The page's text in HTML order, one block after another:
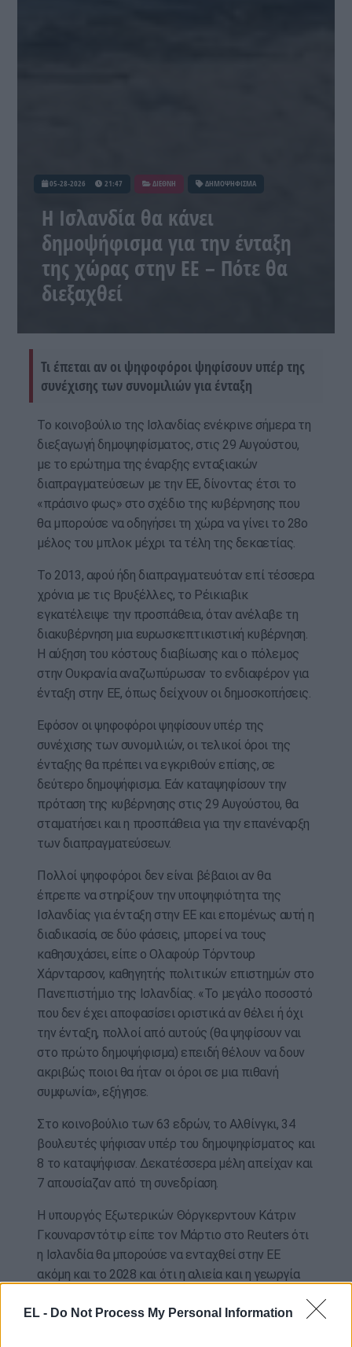
EL - Do Not Process My Personal Information
05-28-2026 21:47 ΔΙΕΘΝΗ ΔΗΜΟΨΗΦΙΣΜΑ
H Ισλανδία θα κάνει
δημοψήφισμα για την ένταξη
της χώρας στην ΕΕ – Πότε θα
διεξαχθεί
Τι έπεται αν οι ψηφοφόροι ψηφίσουν υπέρ της
συνέχισης των συνομιλιών για ένταξη
Το κοινοβούλιο της Ισλανδίας ενέκρινε σήμερα τη
διεξαγωγή δημοψηφίσματος, στις 29 Αυγούστου,
με το ερώτημα της έναρξης ενταξιακών
διαπραγματεύσεων με την ΕΕ, δίνοντας έτσι το
«πράσινο φως» στο σχέδιο της κυβέρνησης που
θα μπορούσε να οδηγήσει τη χώρα να γίνει το 28ο
μέλος του μπλοκ μέχρι τα τέλη της δεκαετίας.
Το 2013, αφού ήδη διαπραγματευόταν επί τέσσερα
χρόνια με τις Βρυξέλλες, το Ρέικιαβικ
εγκατέλειψε την προσπάθεια, όταν ανέλαβε τη
διακυβέρνηση μια ευρωσκεπτικιστική κυβέρνηση.
Η αύξηση του κόστους διαβίωσης και ο πόλεμος
στην Ουκρανία αναζωπύρωσαν το ενδιαφέρον για
ένταξη στην ΕΕ, όπως δείχνουν οι δημοσκοπήσεις.
Εφόσον οι ψηφοφόροι ψηφίσουν υπέρ της
συνέχισης των συνομιλιών, οι τελικοί όροι της
ένταξης θα πρέπει να εγκριθούν επίσης, σε
δεύτερo δημοψήφισμα. Εάν καταψηφίσουν την
πρόταση της κυβέρνησης στις 29 Αυγούστου, θα
σταματήσει και η προσπάθεια για την επανέναρξη
των διαπραγματεύσεων.
Πολλοί ψηφοφόροι δεν είναι βέβαιοι αν θα
έπρεπε να στηρίξουν την υποψηφιότητα της
Ισλανδίας για ένταξη στην ΕΕ και επομένως αυτή η
διαδικασία, σε δύο φάσεις, μπορεί να τους
καθησυχάσει, είπε ο Ολαφούρ Τόρντουρ
Χάρνταρσον, καθηγητής πολιτικών επιστημών στο
Πανεπιστήμιο της Ισλανδίας. «Το μεγάλο ποσοστό
που δεν έχει αποφασίσει οριστικά αν θέλει ή όχι
την ένταξη, πολλοί από αυτούς (θα ψηφίσουν ναι
στο πρώτο δημοψήφισμα) επειδή θέλουν να δουν
ακριβώς ποιοι θα ήταν οι όροι σε μια πιθανή
συμφωνία», εξήγησε.
Στο κοινοβούλιο των 63 εδρών, το Αλθίνγκι, 34
βουλευτές ψήφισαν υπέρ του δημοψηφίσματος και
8 το καταψήφισαν. Δεκατέσσερα μέλη απείχαν και
7 απουσίαζαν από τη συνεδρίαση.
Η υπουργός Εξωτερικών Θόργκερντουν Κάτριν
Γκουναρσντότιρ είπε τον Μάρτιο στο Reuters ότι
η Ισλανδία θα μπορούσε να ενταχθεί στην ΕΕ
ακόμη και το 2028 και ότι η αλιεία και η γεωργία
επικεντρωθεί η διαπραγμάτευση.